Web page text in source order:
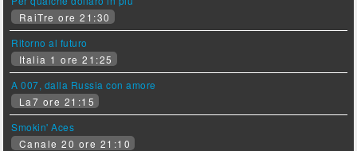
RaiTre ore 21:30
Ritorno al futuro
Italia 1 ore 21:25
A 007, dalla Russia con amore
La7 ore 21:15
Smokin' Aces
Canale 20 ore 21:10